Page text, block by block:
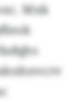
Mxk